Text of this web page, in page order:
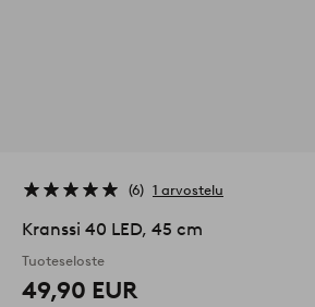
6 1 arvostelu
Kranssi 40 LED, 45 cm
Tuoteseloste
49,90 EUR